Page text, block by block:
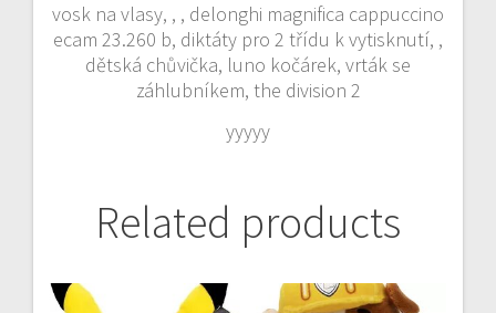
vosk na vlasy, , , delonghi magnifica cappuccino
ecam 23.260 b, diktáty pro 2 třídu k vytisknutí, ,
dětská chůvička, luno kočárek, vrták se
záhlubníkem, the division 2
yyyyy
Related products